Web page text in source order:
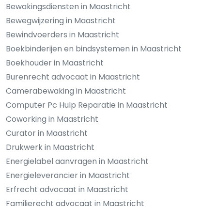
Bewakingsdiensten in Maastricht
Bewegwijzering in Maastricht
Bewindvoerders in Maastricht
Boekbinderijen en bindsystemen in Maastricht
Boekhouder in Maastricht
Burenrecht advocaat in Maastricht
Camerabewaking in Maastricht
Computer Pc Hulp Reparatie in Maastricht
Coworking in Maastricht
Curator in Maastricht
Drukwerk in Maastricht
Energielabel aanvragen in Maastricht
Energieleverancier in Maastricht
Erfrecht advocaat in Maastricht
Familierecht advocaat in Maastricht